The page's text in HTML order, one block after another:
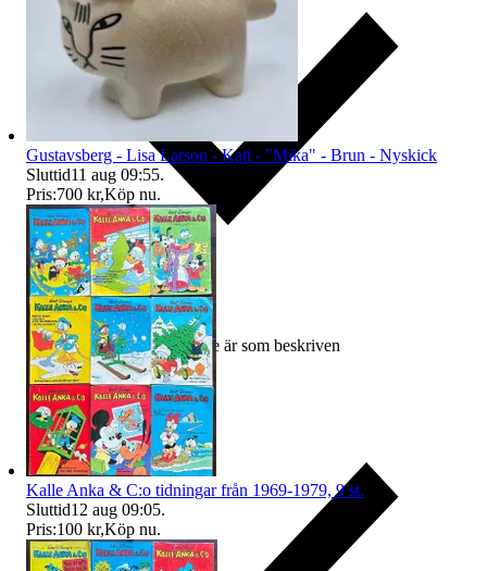
Ersättning om varan inte är som beskriven
Gustavsberg - Lisa Larson - Katt - "Mika" - Brun - Nyskick
Sluttid11 aug 09:55.
Pris:700 kr,Köp nu.
Kalle Anka & C:o tidningar från 1969-1979, 9 st.
Sluttid12 aug 09:05.
Pris:100 kr,Köp nu.